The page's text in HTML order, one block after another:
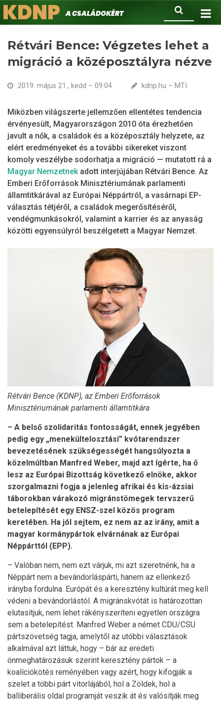
Ugrás
a
Keresés
KDNPA családokért.
Rétvári Bence: Végzetes lehet a
migráció a középosztályra nézve
2019. május 21., kedd – 09:04 kdnp.hu – MTI
Miközben világszerte jellemzően ellentétes tendencia
érvényesült, Magyarországon 2010 óta érezhetően
javult a nők, a családok és a középosztály helyzete, az
elért eredményeket és a további sikereket viszont
komoly veszélybe sodorhatja a migráció — mutatott rá a
Magyar Nemzetnekadott interjújában Rétvári Bence. Az
Emberi Erőforrások Minisztériumának parlamenti
államtitkárával az Európai Néppártról, a vasárnapi EP-
választás tétjéről, a családok megerősítéséről,
vendégmunkásokról, valamint a karrier és az anyaság
közötti egyensúlyról beszélgetett a Magyar Nemzet.
Rétvári Bence (KDNP), az Emberi Erőforrások
Minisztériumának parlamenti államtitkára
– A belső szolidaritás fontosságát, ennek jegyében
pedig egy „menekültelosztási” kvótarendszer
bevezetésének szükségességét hangsúlyozta a
közelmúltban Manfred Weber, majd azt ígérte, ha ő
lesz az Európai Bizottság következő elnöke, akkor
szorgalmazni fogja a jelenleg afrikai és kis-ázsiai
táborokban várakozó migránstömegek tervszerű
betelepítését egy ENSZ-szel közös program
keretében. Ha jól sejtem, ez nem az az irány, amit a
magyar kormánypártok elvárnának az Európai
Néppárttól (EPP).
– Valóban nem, nem ezt várjuk, mi azt szeretnénk, ha a
Néppárt nem a bevándorláspárti, hanem az ellenkező
irányba fordulna. Európát és a keresztény kultúrát meg kell
védeni a bevándorlástól. A migránskvótát is határozottan
elutasítjuk, nem lehet rákényszeríteni egyetlen országra
sem a betelepítést. Manfred Weber a német CDU/CSU
pártszövetség tagja, amelytől az utóbbi választások
alkalmával azt láttuk, hogy – bár az eredeti
önmeghatározásuk szerint keresztény pártok – a
koalíciókötés reményében vagy azért, hogy kifogják a
szelet a többi párt vitorlájából, hol a Zöldek, hol a
balliberális oldal programját veszik át és valósítják meg